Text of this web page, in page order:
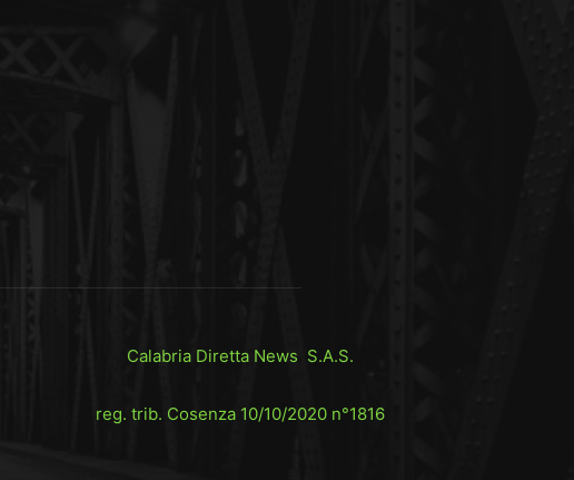
Calabria Diretta News S.A.S.
reg. trib. Cosenza 10/10/2020 n°1816